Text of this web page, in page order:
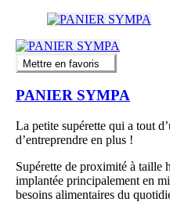
Mettre en favoris
PANIER SYMPA
La petite supérette qui a tout
d’entreprendre en plus !
Supérette de proximité à taille
implantée principalement en
besoins alimentaires du